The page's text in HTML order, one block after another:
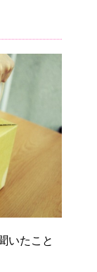
いたこと